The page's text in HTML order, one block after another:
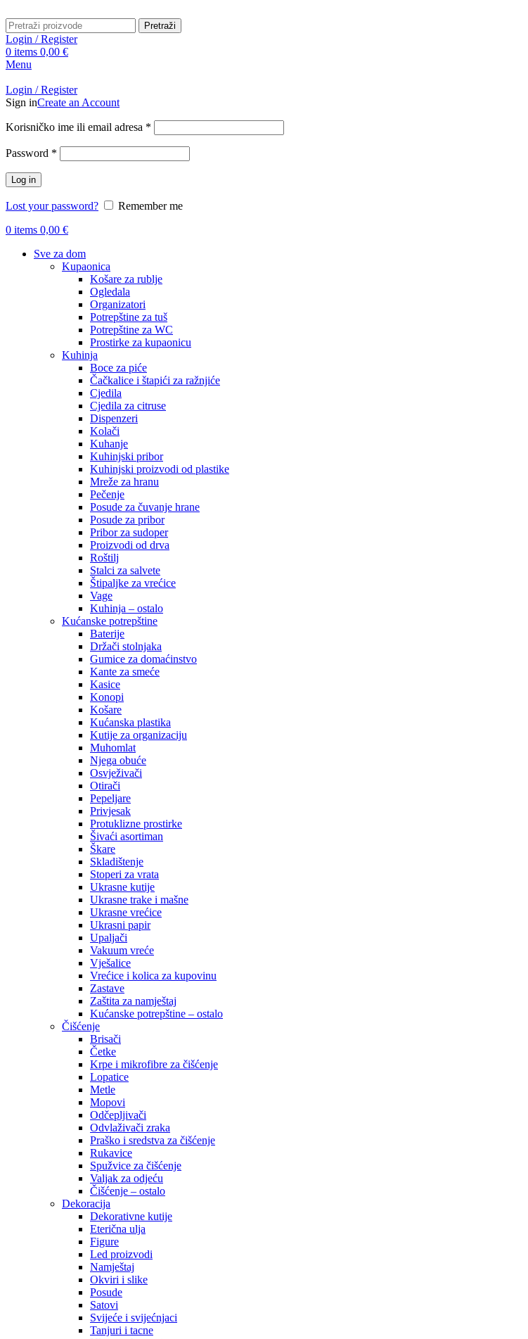
Pretraži
Login / Register
0 items 0,00 €
Menu
Login / Register
Sign inCreate an Account
Korisničko ime ili email adresa *
Password *
Log in
Lost your password?
Remember me
0 items 0,00 €
Sve za dom
Kupaonica
Košare za rublje
Ogledala
Organizatori
Potrepštine za tuš
Potrepštine za WC
Prostirke za kupaonicu
Kuhinja
Boce za piće
Čačkalice i štapići za ražnjiće
Cjedila
Cjedila za citruse
Dispenzeri
Kolači
Kuhanje
Kuhinjski pribor
Kuhinjski proizvodi od plastike
Mreže za hranu
Pečenje
Posude za čuvanje hrane
Posude za pribor
Pribor za sudoper
Proizvodi od drva
Roštilj
Stalci za salvete
Štipaljke za vrećice
Vage
Kuhinja – ostalo
Kućanske potrepštine
Baterije
Držači stolnjaka
Gumice za domaćinstvo
Kante za smeće
Kasice
Konopi
Košare
Kućanska plastika
Kutije za organizaciju
Muhomlat
Njega obuće
Osvježivači
Otirači
Pepeljare
Privjesak
Protuklizne prostirke
Šivaći asortiman
Škare
Skladištenje
Stoperi za vrata
Ukrasne kutije
Ukrasne trake i mašne
Ukrasne vrećice
Ukrasni papir
Upaljači
Vakuum vreće
Vješalice
Vrećice i kolica za kupovinu
Zastave
Zaštita za namještaj
Kućanske potrepštine – ostalo
Čišćenje
Brisači
Četke
Krpe i mikrofibre za čišćenje
Lopatice
Metle
Mopovi
Odčepljivači
Odvlaživači zraka
Praško i sredstva za čišćenje
Rukavice
Spužvice za čišćenje
Valjak za odjeću
Čišćenje – ostalo
Dekoracija
Dekorativne kutije
Eterična ulja
Figure
Led proizvodi
Namještaj
Okviri i slike
Posude
Satovi
Svijeće i svijećnjaci
Tanjuri i tacne